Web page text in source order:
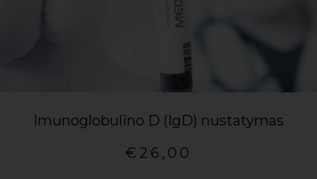
Imunoglobulino D (IgD) nustatymas
€ 26,00